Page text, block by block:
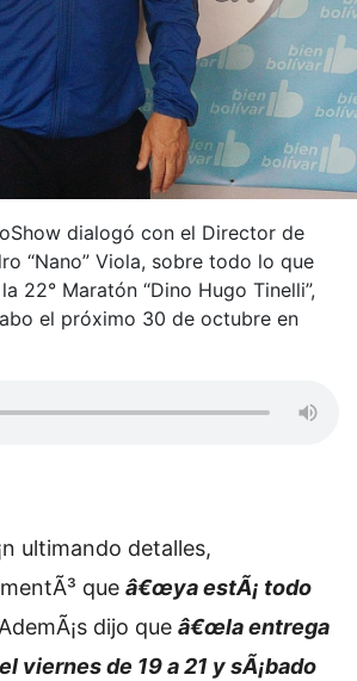
dialogó con el Director de
“Nano” Viola, sobre todo lo que
22° Maratón “Dino Hugo Tinelli”,
el próximo 30 de octubre en
ultimando detalles,
que â€œya estÃ¡ todo
dijo que â€œla entrega
viernes de 19 a 21 y sÃ¡bado